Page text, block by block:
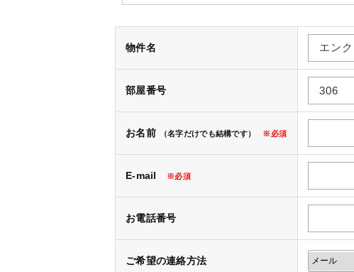
物件名
部屋番号
お名前 （名字だけでも結構です） ※必須
E-mail ※必須
お電話番号
ご希望の連絡方法